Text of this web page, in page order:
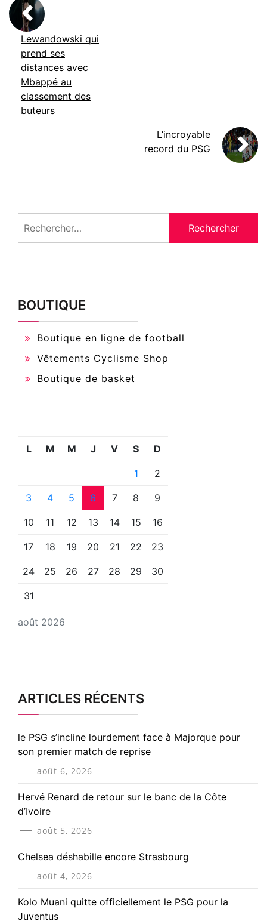
Lewandowski qui
prend ses
distances avec
Mbappé au
classement des
buteurs
L’incroyable
record du PSG
BOUTIQUE
Boutique en ligne de football
Vêtements Cyclisme Shop
Boutique de basket
août 2026
L M M J V S D
1 2
3 4 5 6 7 8 9
10 11 12 13 14 15 16
17 18 19 20 21 22 23
24 25 26 27 28 29 30
31
ARTICLES RÉCENTS
le PSG s’incline lourdement face à Majorque pour
son premier match de reprise
août 6, 2026
Hervé Renard de retour sur le banc de la Côte
d’Ivoire
août 5, 2026
Chelsea déshabille encore Strasbourg
août 4, 2026
Kolo Muani quitte officiellement le PSG pour la
Juventus